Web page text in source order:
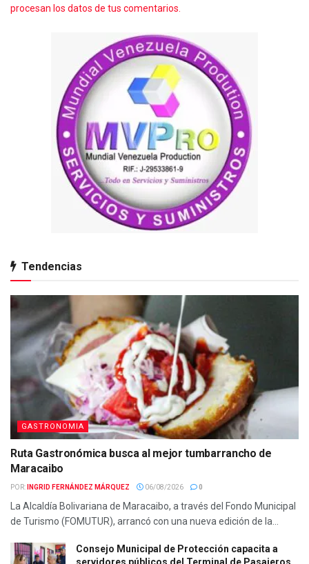
procesan los datos de tus comentarios.
Tendencias
GASTRONOMIA
Ruta Gastronómica busca al mejor tumbarrancho de
Maracaibo
POR: INGRID FERNÁNDEZ MÁRQUEZ 06/08/2026 0
La Alcaldía Bolivariana de Maracaibo, a través del Fondo Municipal
de Turismo (FOMUTUR), arrancó con una nueva edición de la...
Consejo Municipal de Protección capacita a